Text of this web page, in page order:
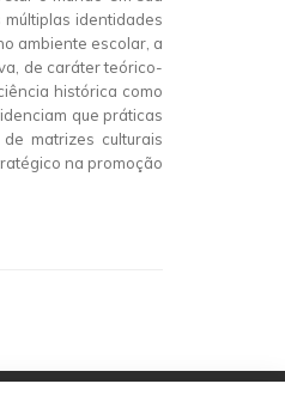
identidades
ambiente escolar, a
de caráter teórico-
histórica como
que práticas
matrizes culturais
na promoção